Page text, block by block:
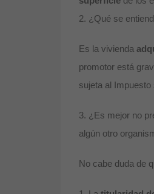
2. ¿Qué se
Es la vivienda
promotor está
sujeta al
3. ¿Es mejor no
algún otro
No cabe duda de